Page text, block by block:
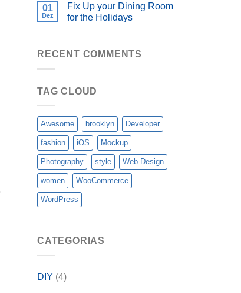
01
Dez
Fix Up your Dining Room
for the Holidays
RECENT COMMENTS
TAG CLOUD
Awesome brooklyn Developer
fashion iOS Mockup
Photography style Web Design
women WooCommerce
WordPress
CATEGORIAS
DIY (4)